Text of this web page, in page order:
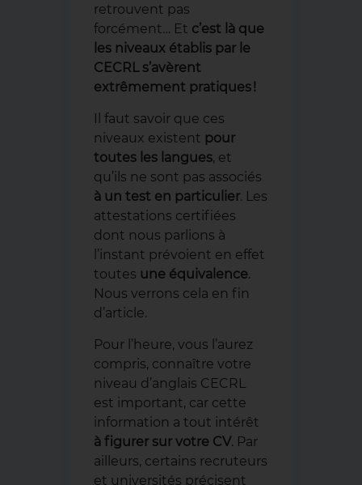
retrouvent pas
forcément… Et c’est là que
les niveaux établis par le
CECRL s’avèrent
extrêmement pratiques !
Il faut savoir que ces
niveaux existent pour
toutes les langues, et
qu’ils ne sont pas associés
à un test en particulier. Les
attestations certifiées
dont nous parlions à
l’instant prévoient en effet
toutes une équivalence.
Nous verrons cela en fin
d’article.
Pour l’heure, vous l’aurez
compris, connaître votre
niveau d’anglais CECRL
est important, car cette
information a tout intérêt
à figurer sur votre CV. Par
ailleurs, certains recruteurs
et universités précisent